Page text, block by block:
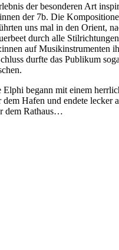
der besonderen Art
der 7b. Die
uns mal in den Orient,
durch alle
auf Musikinstrumenten
durfte das Publikum
begann mit einem
dem Hafen und endete lecker
dem Rathaus…